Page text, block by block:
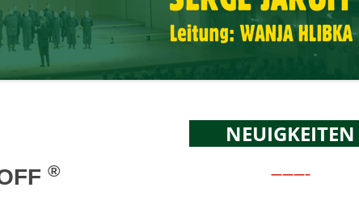
®
NEUIGKEITEN
———–